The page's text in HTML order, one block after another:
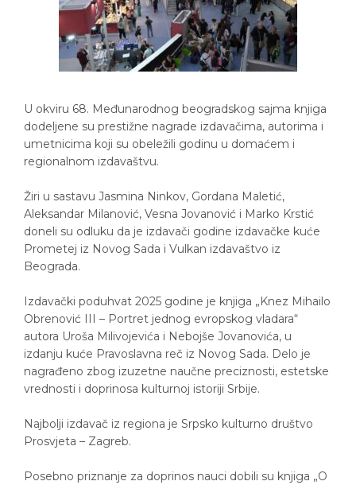
U okviru 68. Međunarodnog beogradskog sajma knjiga
dodeljene su prestižne nagrade izdavačima, autorima i
umetnicima koji su obeležili godinu u domaćem i
regionalnom izdavaštvu.
Žiri u sastavu Jasmina Ninkov, Gordana Maletić,
Aleksandar Milanović, Vesna Jovanović i Marko Krstić
doneli su odluku da je izdavači godine izdavačke kuće
Prometej iz Novog Sada i Vulkan izdavaštvo iz
Beograda.
Izdavački poduhvat 2025 godine je knjiga „Knez Mihailo
Obrenović III – Portret jednog evropskog vladara“
autora Uroša Milivojevića i Nebojše Jovanovića, u
izdanju kuće Pravoslavna reč iz Novog Sada. Delo je
nagrađeno zbog izuzetne naučne preciznosti, estetske
vrednosti i doprinosa kulturnoj istoriji Srbije.
Najbolji izdavač iz regiona je Srpsko kulturno društvo
Prosvjeta – Zagreb.
Posebno priznanje za doprinos nauci dobili su knjiga „O